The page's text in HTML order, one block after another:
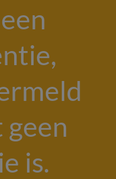
geen
is.